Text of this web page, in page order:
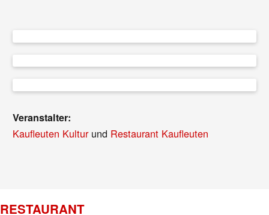
Veranstalter:
Kaufleuten Kulturund Restaurant Kaufleuten
RESTAURANT